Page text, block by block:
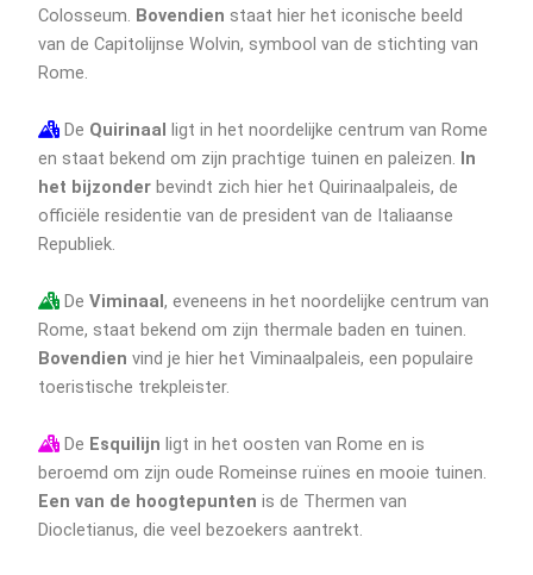
Colosseum. Bovendien staat hier het iconische beeld
van de Capitolijnse Wolvin, symbool van de stichting van
Rome.
De Quirinaal
ligt in het noordelijke centrum van Rome
en staat bekend om zijn prachtige tuinen en paleizen. In
het bijzonder bevindt zich hier het Quirinaalpaleis, de
officiële residentie van de president van de Italiaanse
Republiek.
DeViminaal, eveneens in het noordelijke centrum van
Rome, staat bekend om zijn thermale baden en tuinen.
Bovendien vind je hier het Viminaalpaleis, een populaire
toeristische trekpleister.
De Esquilijn ligt in het oosten van Rome en is
beroemd om zijn oude Romeinse ruïnes en mooie tuinen.
Een van de hoogtepunten is de Thermen van
Diocletianus, die veel bezoekers aantrekt.